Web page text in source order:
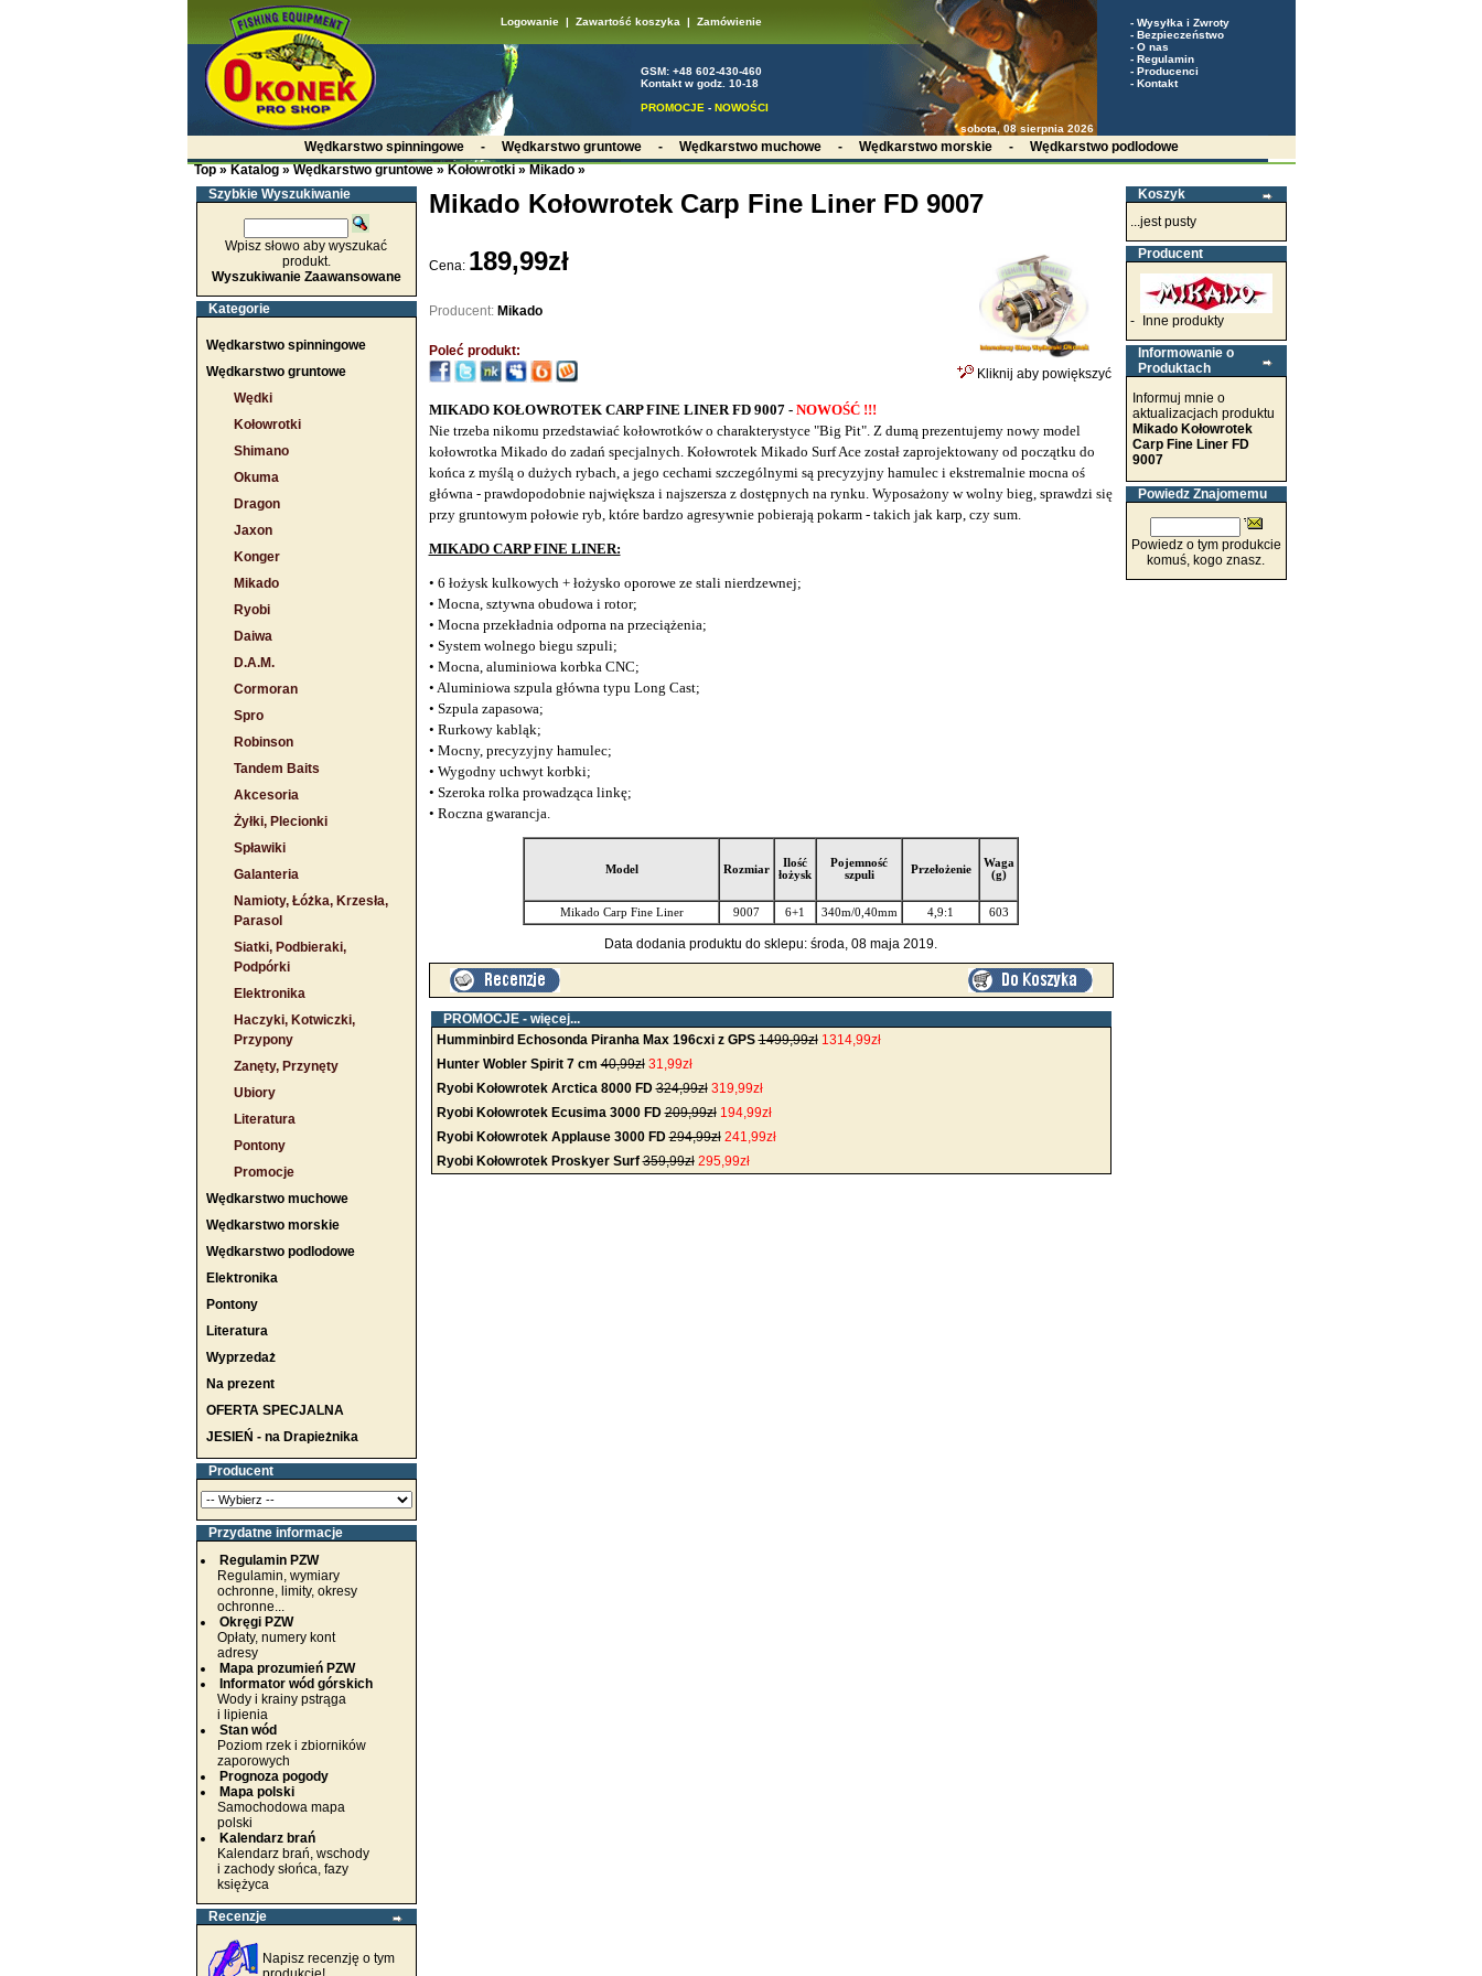
Logowanie | Zawartość koszyka | Zamówienie
sobota, 08 sierpnia 2026
- Wysyłka i Zwroty
- Bezpieczeństwo
- O nas
- Regulamin
- Producenci
- Kontakt
GSM: +48 602-430-460
Kontakt w godz. 10-18
PROMOCJE - NOWOŚCI
Wędkarstwo spinningowe- Wędkarstwo gruntowe- Wędkarstwo muchowe- Wędkarstwo morskie- Wędkarstwo podlodowe
Top» Katalog» Wędkarstwo gruntowe» Kołowrotki» Mikado»
Szybkie Wyszukiwanie
Wpisz słowo aby wyszukać
produkt.
Wyszukiwanie Zaawansowane
Kategorie
Wędkarstwo spinningowe
Wędkarstwo gruntowe
Wędki
Kołowrotki
Shimano
Okuma
Dragon
Jaxon
Konger
Mikado
Ryobi
Daiwa
D.A.M.
Cormoran
Spro
Robinson
Tandem Baits
Akcesoria
Żyłki, Plecionki
Spławiki
Galanteria
Namioty, Łóżka, Krzesła,
Parasol
Siatki, Podbieraki,
Podpórki
Elektronika
Haczyki, Kotwiczki,
Przypony
Zanęty, Przynęty
Ubiory
Literatura
Pontony
Promocje
Wędkarstwo muchowe
Wędkarstwo morskie
Wędkarstwo podlodowe
Elektronika
Pontony
Literatura
Wyprzedaż
Na prezent
OFERTA SPECJALNA
JESIEŃ - na Drapieżnika
Producent
Przydatne informacje
Regulamin PZW
Regulamin, wymiary
ochronne, limity, okresy
ochronne...
Okręgi PZW
Opłaty, numery kont
adresy
Mapa prozumień PZW
Informator wód górskich
Wody i krainy pstrąga
i lipienia
Stan wód
Poziom rzek i zbiorników
zaporowych
Prognoza pogody
Mapa polski
Samochodowa mapa
polski
Kalendarz brań
Kalendarz brań, wschody
i zachody słońca, fazy
księżyca
Recenzje
Napisz recenzję o tym
Mikado Kołowrotek Carp Fine Liner FD 9007
Cena: 189,99zł
Producent: Mikado
Poleć produkt:
Kliknij aby powiększyć
MIKADO KOŁOWROTEK CARP FINE LINER FD 9007 - NOWOŚĆ !!!
Nie trzeba nikomu przedstawiać kołowrotków o charakterystyce "Big Pit". Z dumą prezentujemy nowy model
kołowrotka Mikado do zadań specjalnych. Kołowrotek Mikado Surf Ace został zaprojektowany od początku do
końca z myślą o dużych rybach, a jego cechami szczególnymi są precyzyjny hamulec i ekstremalnie mocna oś
główna - prawdopodobnie największa i najszersza z dostępnych na rynku. Wyposażony w wolny bieg, sprawdzi się
przy gruntowym połowie ryb, które bardzo agresywnie pobierają pokarm - takich jak karp, czy sum.
MIKADO CARP FINE LINER:
• 6 łożysk kulkowych + łożysko oporowe ze stali nierdzewnej;
• Mocna, sztywna obudowa i rotor;
• Mocna przekładnia odporna na przeciążenia;
• System wolnego biegu szpuli;
• Mocna, aluminiowa korbka CNC;
• Aluminiowa szpula główna typu Long Cast;
• Szpula zapasowa;
• Rurkowy kabląk;
• Mocny, precyzyjny hamulec;
• Wygodny uchwyt korbki;
• Szeroka rolka prowadząca linkę;
• Roczna gwarancja.
Model Rozmiar
Ilość
łożysk
Pojemność
szpuli
Przełożenie
Waga
(g)
Mikado Carp Fine Liner 9007 6+1 340m/0,40mm 4,9:1 603
Data dodania produktu do sklepu: środa, 08 maja 2019.
PROMOCJE - więcej...
Humminbird Echosonda Piranha Max 196cxi z GPS 1499,99zł 1314,99zł
Hunter Wobler Spirit 7 cm 40,99zł 31,99zł
Ryobi Kołowrotek Arctica 8000 FD 324,99zł 319,99zł
Ryobi Kołowrotek Ecusima 3000 FD 209,99zł 194,99zł
Ryobi Kołowrotek Applause 3000 FD 294,99zł 241,99zł
Ryobi Kołowrotek Proskyer Surf 359,99zł 295,99zł
Koszyk
...jest pusty
Producent
- Inne produkty
Informowanie o
Produktach
Informuj mnie o
aktualizacjach produktu
Mikado Kołowrotek
Carp Fine Liner FD
9007
Powiedz Znajomemu
Powiedz o tym produkcie
komuś, kogo znasz.